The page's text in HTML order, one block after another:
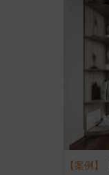
【案例】